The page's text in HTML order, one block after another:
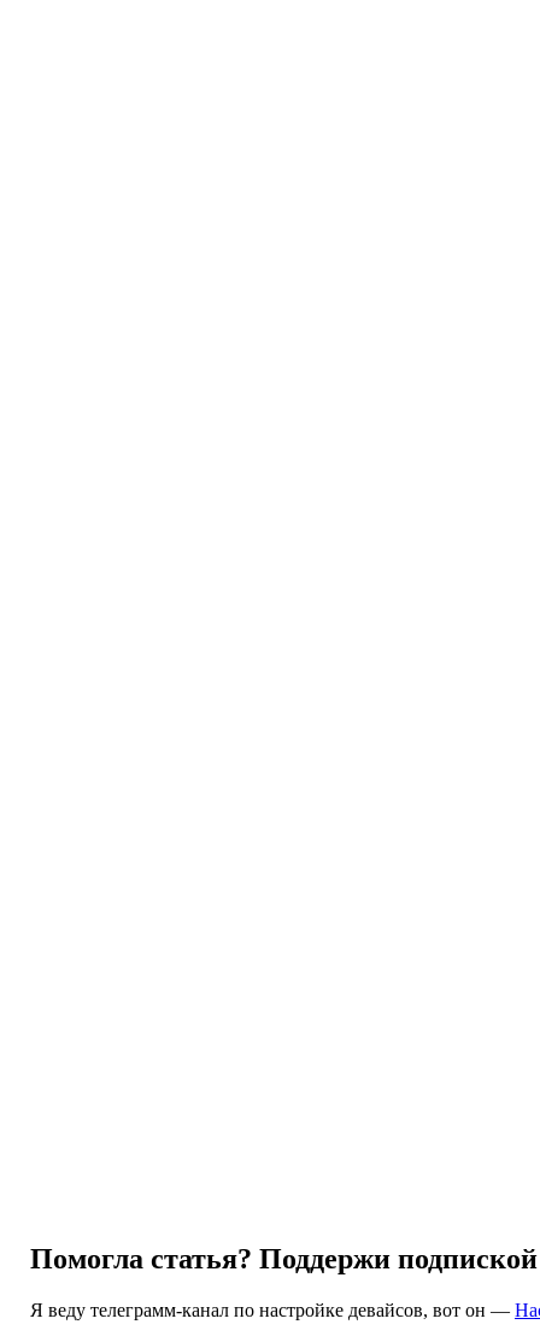
Помогла статья? Поддержи
Я веду телеграмм-канал по настройке девайсов, вот он —